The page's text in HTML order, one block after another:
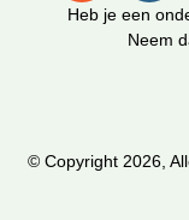
Heb je een
Neem
© Copyright 2026,